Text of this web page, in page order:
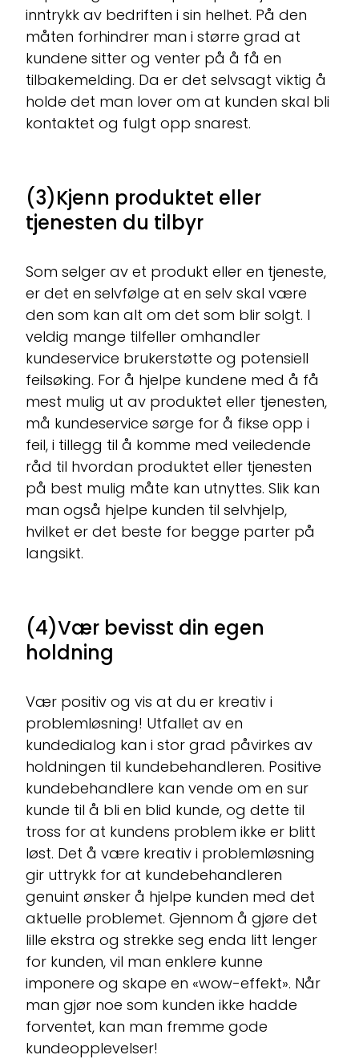
inntrykk av bedriften i sin helhet. På den
måten forhindrer man i større grad at
kundene sitter og venter på å få en
tilbakemelding. Da er det selvsagt viktig å
holde det man lover om at kunden skal bli
kontaktet og fulgt opp snarest.
(3)Kjenn produktet eller
tjenesten du tilbyr
Som selger av et produkt eller en tjeneste,
er det en selvfølge at en selv skal være
den som kan alt om det som blir solgt. I
veldig mange tilfeller omhandler
kundeservice brukerstøtte og potensiell
feilsøking. For å hjelpe kundene med å få
mest mulig ut av produktet eller tjenesten,
må kundeservice sørge for å fikse opp i
feil, i tillegg til å komme med veiledende
råd til hvordan produktet eller tjenesten
på best mulig måte kan utnyttes. Slik kan
man også hjelpe kunden til selvhjelp,
hvilket er det beste for begge parter på
langsikt.
(4)Vær bevisst din egen
holdning
Vær positiv og vis at du er kreativ i
problemløsning! Utfallet av en
kundedialog kan i stor grad påvirkes av
holdningen til kundebehandleren. Positive
kundebehandlere kan vende om en sur
kunde til å bli en blid kunde, og dette til
tross for at kundens problem ikke er blitt
løst. Det å være kreativ i problemløsning
gir uttrykk for at kundebehandleren
genuint ønsker å hjelpe kunden med det
aktuelle problemet. Gjennom å gjøre det
lille ekstra og strekke seg enda litt lenger
for kunden, vil man enklere kunne
imponere og skape en «wow-effekt». Når
man gjør noe som kunden ikke hadde
forventet, kan man fremme gode
kundeopplevelser!